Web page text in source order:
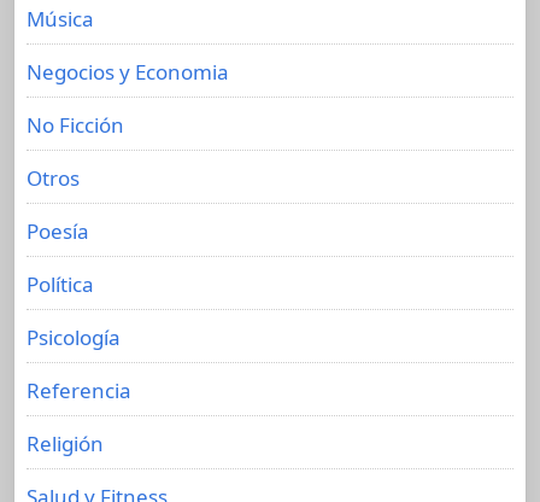
Música
Negocios y Economia
No Ficción
Otros
Poesía
Política
Psicología
Referencia
Religión